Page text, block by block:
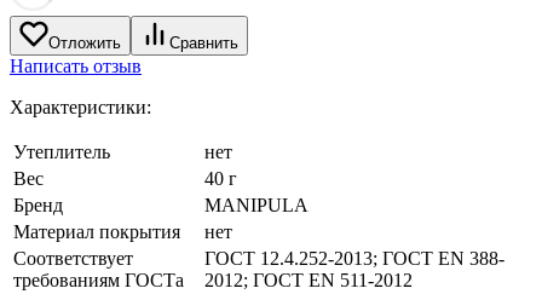
Отложить Сравнить
Написать отзыв
Характеристики:
Утеплитель
нет
Вес
40 г
Бренд
MANIPULA
Материал покрытия
нет
Соответствует
требованиям ГОСТа
ГОСТ 12.4.252-2013; ГОСТ ЕN 388-
2012; ГОСТ EN 511-2012